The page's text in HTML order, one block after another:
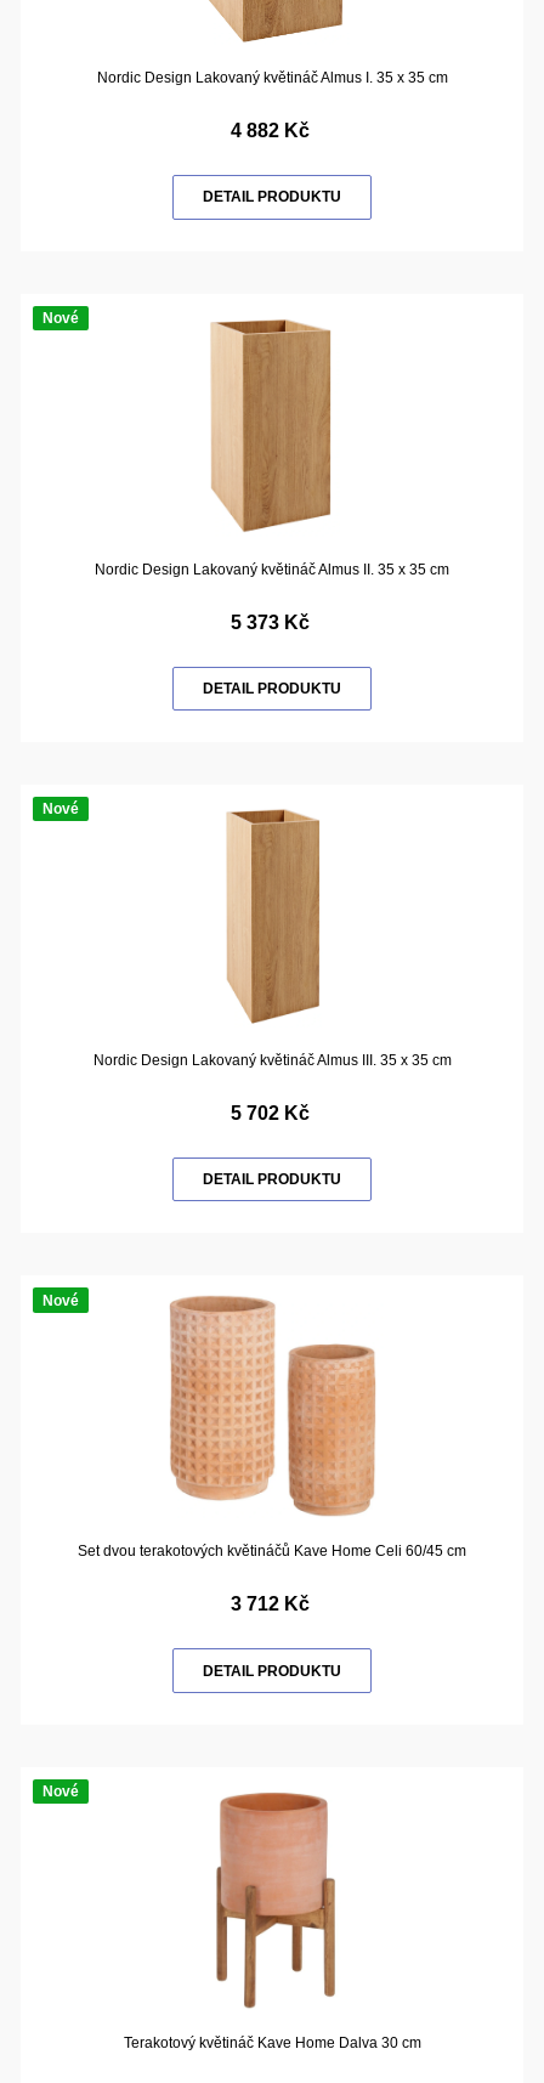
Nordic Design Lakovaný květináč Almus I. 35 x 35 cm
4 882 Kč
DETAIL PRODUKTU
Nové
Nordic Design Lakovaný květináč Almus II. 35 x 35 cm
5 373 Kč
DETAIL PRODUKTU
Nové
Nordic Design Lakovaný květináč Almus III. 35 x 35 cm
5 702 Kč
DETAIL PRODUKTU
Nové
Set dvou terakotových květináčů Kave Home Celi 60/45 cm
3 712 Kč
DETAIL PRODUKTU
Nové
Terakotový květináč Kave Home Dalva 30 cm